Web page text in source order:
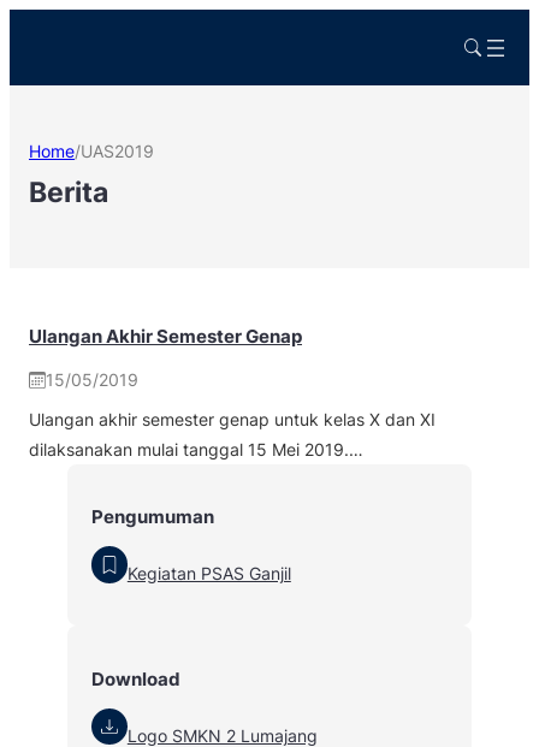
Home/UAS2019
Berita
Ulangan Akhir Semester Genap
15/05/2019
Ulangan akhir semester genap untuk kelas X dan XI
dilaksanakan mulai tanggal 15 Mei 2019.…
Pengumuman
Kegiatan PSAS Ganjil
Download
Logo SMKN 2 Lumajang